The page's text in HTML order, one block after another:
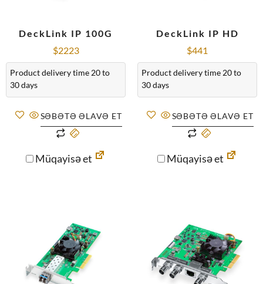
DeckLink IP 100G
$2223
Product delivery time 20 to
30 days
SƏBƏTƏ ƏLAVƏ ET
Müqayisə et
DeckLink IP HD
$441
Product delivery time 20 to
30 days
SƏBƏTƏ ƏLAVƏ ET
Müqayisə et